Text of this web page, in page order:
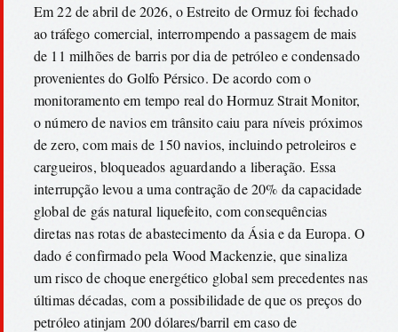
Em 22 de abril de 2026, o Estreito de Ormuz foi fechado
ao tráfego comercial, interrompendo a passagem de mais
de 11 milhões de barris por dia de petróleo e condensado
provenientes do Golfo Pérsico. De acordo com o
monitoramento em tempo real do Hormuz Strait Monitor,
o número de navios em trânsito caiu para níveis próximos
de zero, com mais de 150 navios, incluindo petroleiros e
cargueiros, bloqueados aguardando a liberação. Essa
interrupção levou a uma contração de 20% da capacidade
global de gás natural liquefeito, com consequências
diretas nas rotas de abastecimento da Ásia e da Europa. O
dado é confirmado pela Wood Mackenzie, que sinaliza
um risco de choque energético global sem precedentes nas
últimas décadas, com a possibilidade de que os preços do
petróleo atinjam 200 dólares/barril em caso de